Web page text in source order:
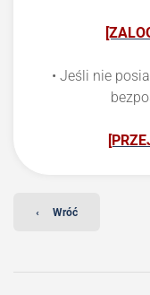
• Jeśli nie
‹ Wróć